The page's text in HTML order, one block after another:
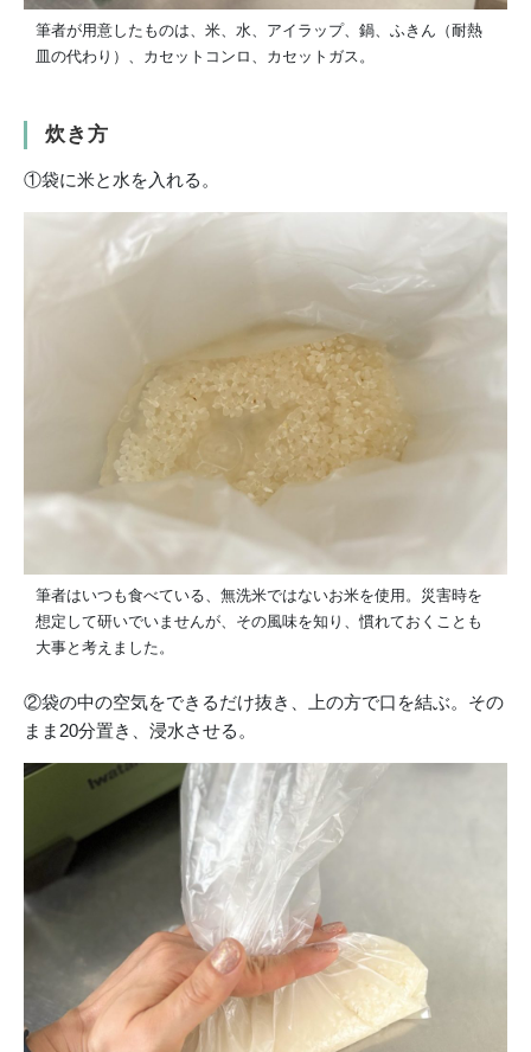
筆者が用意したものは、米、水、アイラップ、鍋、ふきん（耐熱
皿の代わり）、カセットコンロ、カセットガス。
炊き方
①袋に米と水を入れる。
筆者はいつも食べている、無洗米ではないお米を使用。災害時を
想定して研いでいませんが、その風味を知り、慣れておくことも
大事と考えました。
②袋の中の空気をできるだけ抜き、上の方で口を結ぶ。その
まま20分置き、浸水させる。